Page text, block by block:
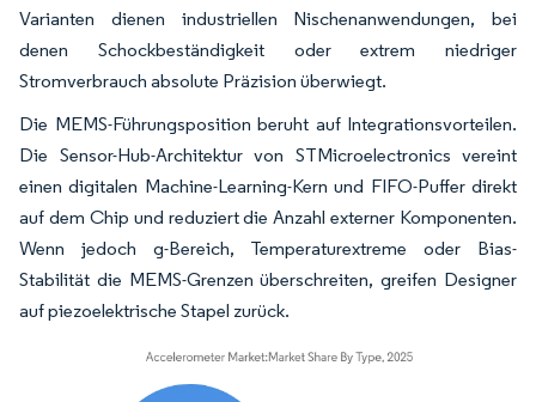
Varianten dienen industriellen Nischenanwendungen, bei
denen Schockbeständigkeit oder extrem niedriger
Stromverbrauch absolute Präzision überwiegt.
Die MEMS-Führungsposition beruht auf Integrationsvorteilen.
Die Sensor-Hub-Architektur von STMicroelectronics vereint
einen digitalen Machine-Learning-Kern und FIFO-Puffer direkt
auf dem Chip und reduziert die Anzahl externer Komponenten.
Wenn jedoch g-Bereich, Temperaturextreme oder Bias-
Stabilität die MEMS-Grenzen überschreiten, greifen Designer
auf piezoelektrische Stapel zurück.